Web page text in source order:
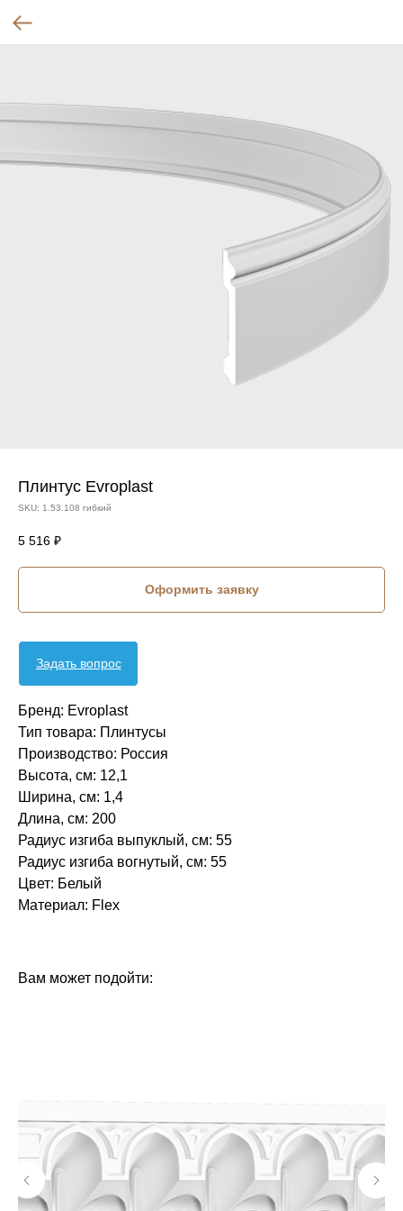
Плинтус Evroplast
SKU: 1.53.108 гибкий
5 516 ₽
Оформить заявку
Задать вопрос
Бренд: Evroplast
Тип товара: Плинтусы
Производство: Россия
Высота, см: 12,1
Ширина, см: 1,4
Длина, см: 200
Радиус изгиба выпуклый, см: 55
Радиус изгиба вогнутый, см: 55
Цвет: Белый
Материал: Flex
Вам может подойти: